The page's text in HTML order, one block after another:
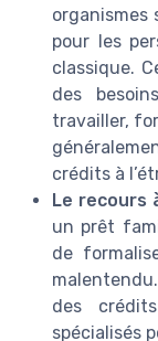
organismes
pour les
classique.
des
travailler,
crédits à
Le recours
un prêt
de
des
spécialisés